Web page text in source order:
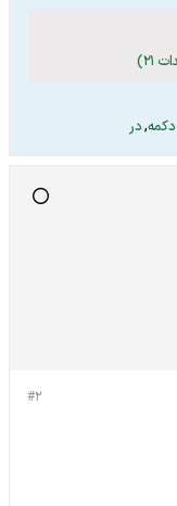
دکمه,در
#2